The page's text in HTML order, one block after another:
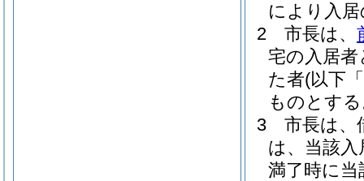
により入
2
市長は、
宅の入居
た者(以下
ものとす
3
市長は、
は、当該
満了時に